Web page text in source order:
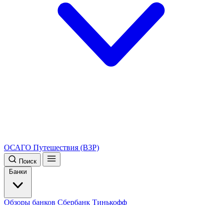
ОСАГО Путешествия (ВЗР)
Поиск
Банки
Обзоры банков Сбербанк Тинькофф